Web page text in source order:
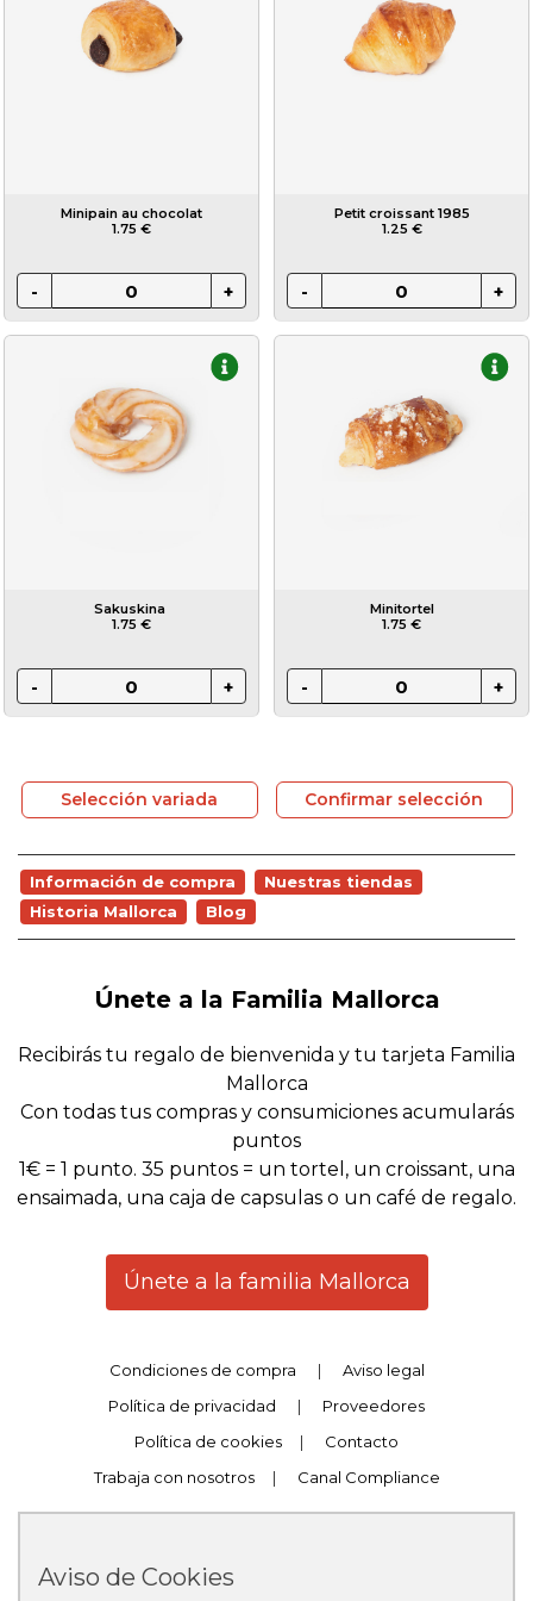
Minipain au chocolat
1.75 €
Petit croissant 1985
1.25 €
Sakuskina
1.75 €
Minitortel
1.75 €
Selección variada Confirmar selección
Información de compra
Nuestras tiendas
Historia Mallorca
Blog
Únete a la Familia Mallorca
Recibirás tu regalo de bienvenida y tu tarjeta Familia
Mallorca
Con todas tus compras y consumiciones acumularás
puntos
1€ = 1 punto. 35 puntos = un tortel, un croissant, una
ensaimada, una caja de capsulas o un café de regalo.
Únete a la familia Mallorca
Condiciones de compra |
Aviso legal
Política de privacidad
|
Proveedores
Política de cookies
|
Contacto
Trabaja con nosotros
| Canal Compliance
Aviso de Cookies